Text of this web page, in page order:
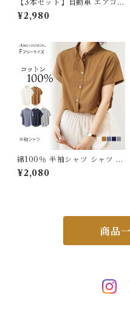
【3本セット】自動車 エアコン
ガス R134a HFC-134a カー
エアコン用冷媒 安心の日本製
¥2,980
綿100％ 半袖シャツ シャツ ブ
ラウス シャツ 半袖 レディース
夏 無地 ホワイト コットン 綿
イズ 5682623 スイモク【水
¥2,080
商品